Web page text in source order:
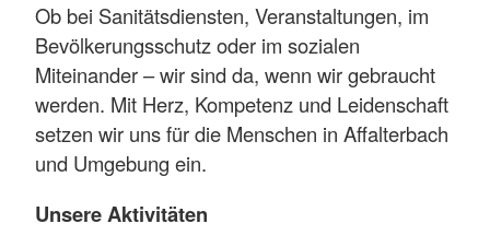
Ob bei Sanitätsdiensten, Veranstaltungen, im
Bevölkerungsschutz oder im sozialen
Miteinander – wir sind da, wenn wir gebraucht
werden. Mit Herz, Kompetenz und Leidenschaft
setzen wir uns für die Menschen in Affalterbach
und Umgebung ein.
Unsere Aktivitäten